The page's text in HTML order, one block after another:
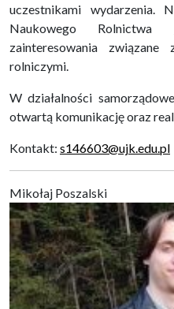
uczestnikami wydarzenia.
Naukowego Rolnictwa
zainteresowania
rolniczymi.
W działalności
otwartą komunikację oraz
Kontakt: s146603@ujk.edu.pl
Mikołaj Poszalski